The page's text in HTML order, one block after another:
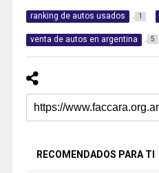
ranking de autos usados 1
venta de autos en argentina 5
RECOMENDADOS PARA TI